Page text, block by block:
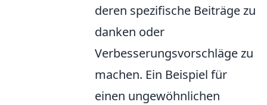
deren spezifische Beiträge zu
danken oder
Verbesserungsvorschläge zu
machen. Ein Beispiel für
einen ungewöhnlichen